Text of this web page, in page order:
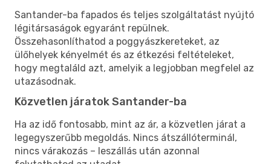
Santander-ba fapados és teljes szolgáltatást nyújtó
légitársaságok egyaránt repülnek.
Összehasonlíthatod a poggyászkereteket, az
ülőhelyek kényelmét és az étkezési feltételeket,
hogy megtaláld azt, amelyik a legjobban megfelel az
utazásodnak.
Közvetlen járatok Santander-ba
Ha az idő fontosabb, mint az ár, a közvetlen járat a
legegyszerűbb megoldás. Nincs átszállóterminál,
nincs várakozás – leszállás után azonnal